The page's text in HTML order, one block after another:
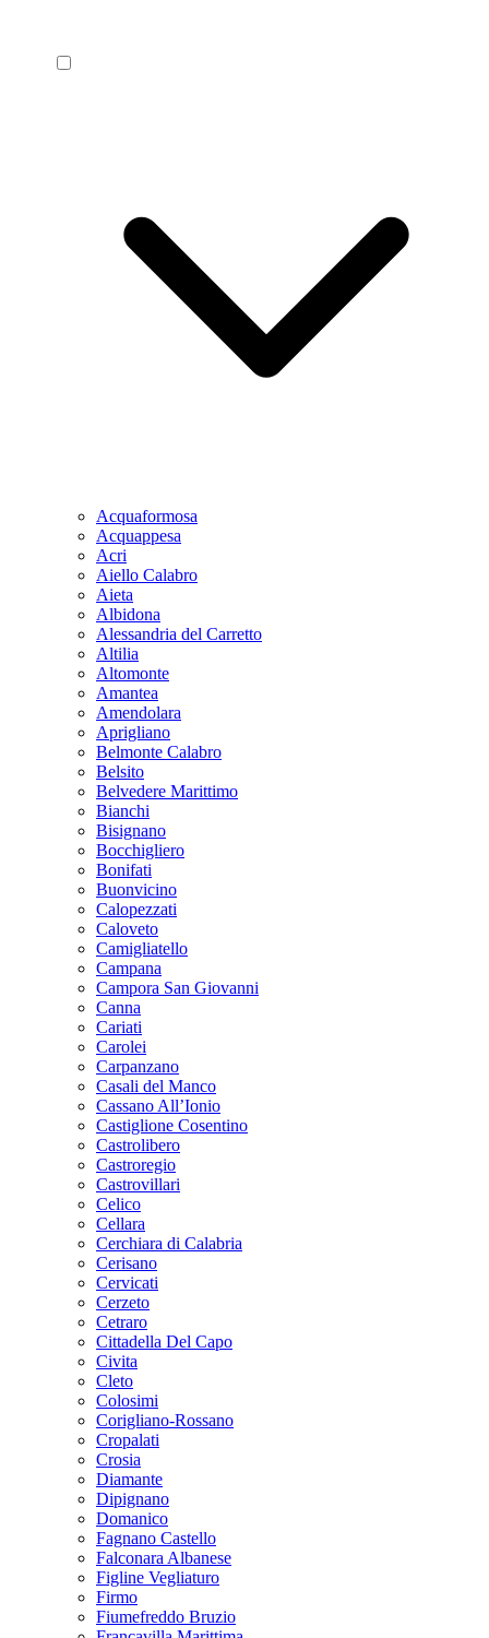
Acquaformosa
Acquappesa
Acri
Aiello Calabro
Aieta
Albidona
Alessandria del Carretto
Altilia
Altomonte
Amantea
Amendolara
Aprigliano
Belmonte Calabro
Belsito
Belvedere Marittimo
Bianchi
Bisignano
Bocchigliero
Bonifati
Buonvicino
Calopezzati
Caloveto
Camigliatello
Campana
Campora San Giovanni
Canna
Cariati
Carolei
Carpanzano
Casali del Manco
Cassano All’Ionio
Castiglione Cosentino
Castrolibero
Castroregio
Castrovillari
Celico
Cellara
Cerchiara di Calabria
Cerisano
Cervicati
Cerzeto
Cetraro
Cittadella Del Capo
Civita
Cleto
Colosimi
Corigliano-Rossano
Cropalati
Crosia
Diamante
Dipignano
Domanico
Fagnano Castello
Falconara Albanese
Figline Vegliaturo
Firmo
Fiumefreddo Bruzio